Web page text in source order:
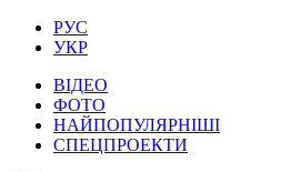
РУС
УКР
ВІДЕО
ФОТО
НАЙПОПУЛЯРНІШІ
СПЕЦПРОЕКТИ